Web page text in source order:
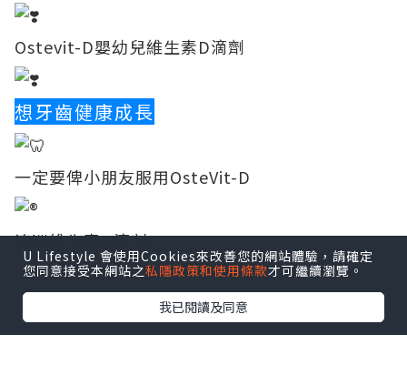
Ostevit-D嬰幼兒維生素D滴劑
想牙齒健康成長
一定要俾小朋友服用OsteVit-D
澳洲維生素D滴劑
0 - 12歲 兒童適用
U Lifestyle 會使用Cookies來改善您的網站體驗，請確定
您同意接受本網站之私隱政策和使用條款才可繼續瀏覽。
我已閱讀及同意